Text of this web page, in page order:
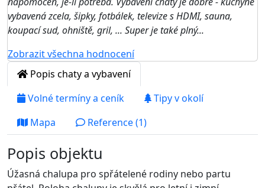
vybavená zcela, šipky, fotbálek, televize s HDMI, sauna,
koupací sud, ohniště, gril, ... Super je také plný...
Zobrazit všechna hodnocení
Popis chaty a vybavení
Volné termíny a ceník
Tipy v okolí
Mapa
Reference (1)
Popis objektu
Úžasná chalupa pro spřátelené rodiny nebo partu